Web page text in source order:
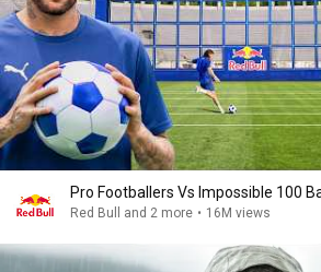
Pro Footballers Vs Impossible 100
Red Bull and 2 more • 16M views